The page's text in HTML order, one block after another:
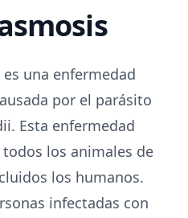
una enfermedad
por el parásito
Esta enfermedad
los animales de
los humanos.
infectadas con